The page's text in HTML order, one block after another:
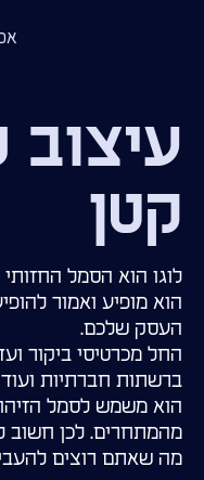
עיצוב
קטן
לוגו הוא הסמל
הוא מופיע ואמור
העסק שלכם.
החל מכרטיסי ביקור
ברשתות חברתיות
הוא משמש לסמל
מהמתחרים. לכן חשוב
מה שאתם רוצים